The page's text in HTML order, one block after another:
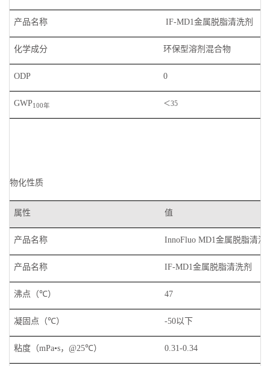
产品名称 IF-MD1金属脱脂清洗剂
化学成分 环保型溶剂混合物
ODP 0
GWP100年 ＜35
物化性质
属性 值
产品名称 InnoFluo MD1金属脱脂清洗
产品名称 IF-MD1金属脱脂清洗剂
沸点（℃） 47
凝固点（℃） -50以下
粘度（mPa•s，@25℃） 0.31-0.34